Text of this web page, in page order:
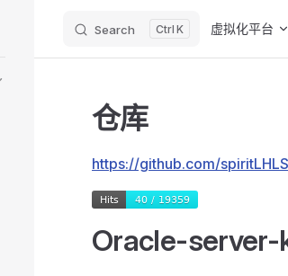
Search K 虚拟化平台
仓库
https://github.com/
Oracle-